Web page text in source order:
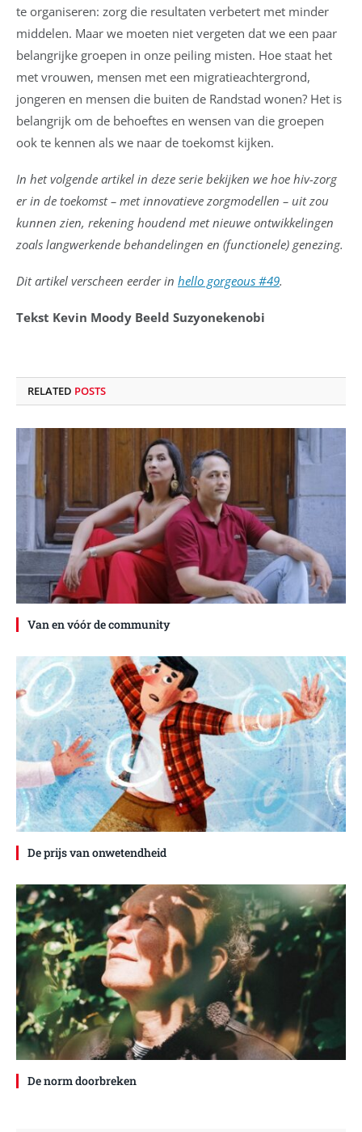
te organiseren: zorg die resultaten verbetert met minder
middelen. Maar we moeten niet vergeten dat we een paar
belangrijke groepen in onze peiling misten. Hoe staat het
met vrouwen, mensen met een migratieachtergrond,
jongeren en mensen die buiten de Randstad wonen? Het is
belangrijk om de behoeftes en wensen van die groepen
ook te kennen als we naar de toekomst kijken.
In het volgende artikel in deze serie bekijken we hoe hiv-zorg
er in de toekomst – met innovatieve zorgmodellen – uit zou
kunnen zien, rekening houdend met nieuwe ontwikkelingen
zoals langwerkende behandelingen en (functionele) genezing.
Dit artikel verscheen eerder in hello gorgeous #49.
Tekst Kevin Moody Beeld Suzyonekenobi
RELATED POSTS
Van en vóór de community
De prijs van onwetendheid
De norm doorbreken